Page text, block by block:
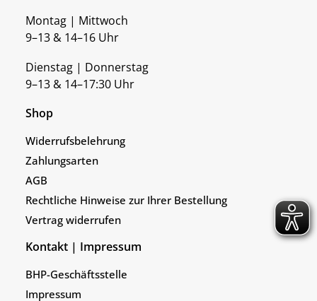
Montag | Mittwoch
9–13 & 14–16 Uhr
Dienstag | Donnerstag
9–13 & 14–17:30 Uhr
Shop
Widerrufsbelehrung
Zahlungsarten
AGB
Rechtliche Hinweise zur Ihrer Bestellung
Vertrag widerrufen
Kontakt | Impressum
BHP-Geschäftsstelle
Impressum